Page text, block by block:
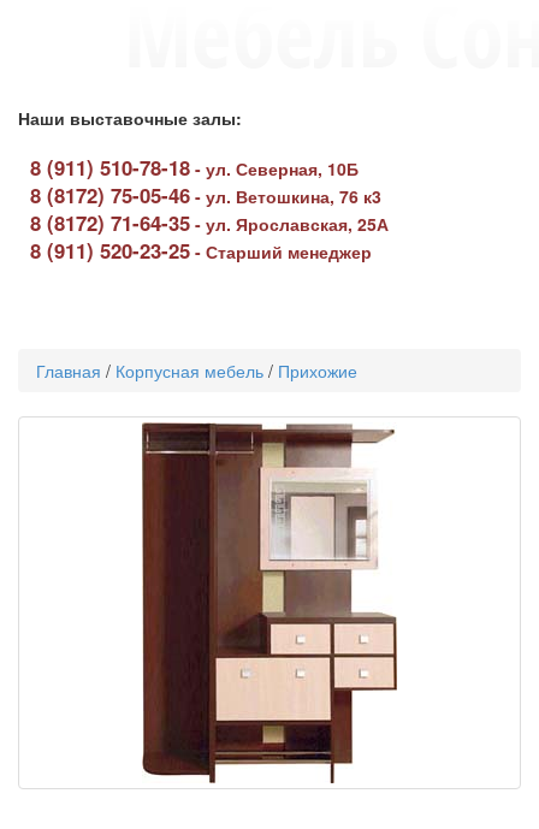
Наши выставочные залы:
8 (911) 510-78-18 - ул. Северная, 10Б
8 (8172) 75-05-46 - ул. Ветошкина, 76 к3
8 (8172) 71-64-35 - ул. Ярославская, 25А
8 (911) 520-23-25 - Старший менеджер
Главная / Корпусная мебель / Прихожие